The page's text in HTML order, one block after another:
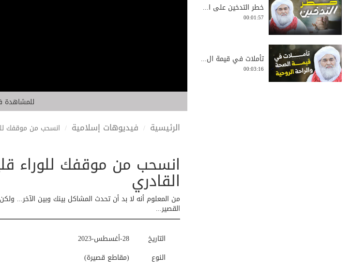
الرئيسية فيديوهات إسلامية انسحب من موقفك
انسحب من موقفك للوراء
القادري
من المعلوم أنه لا بد أن تحدث المشاكل بينك وبين
القصير...
28-أغسطس-2023
التاريخ
(مقاطع قصيرة)
النوع
خطر التدخين على ا...
00:01:57
تأملات في قيمة ال...
00:03:16